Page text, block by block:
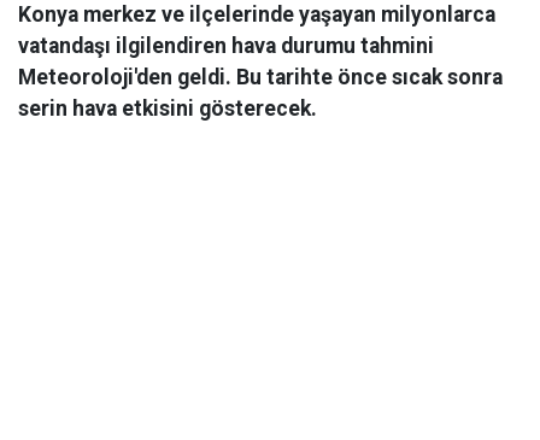
Konya merkez ve ilçelerinde yaşayan milyonlarca
vatandaşı ilgilendiren hava durumu tahmini
Meteoroloji'den geldi. Bu tarihte önce sıcak sonra
serin hava etkisini gösterecek.